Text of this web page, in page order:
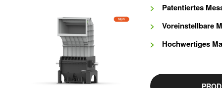
Patentiertes
Voreinstellbare
Hochwertiges